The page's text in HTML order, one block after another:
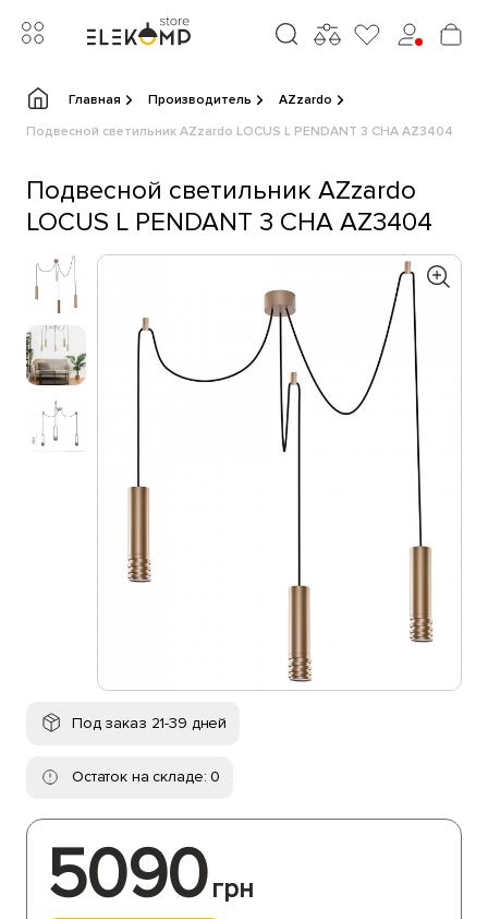
Главная Производитель
AZzardo
Подвесной светильник AZzardo LOCUS L PENDANT 3 CHA AZ3404
Подвесной светильник AZzardo
LOCUS L PENDANT 3 CHA AZ3404
Под заказ 21-39 дней
Остаток на складе: 0
5090грн